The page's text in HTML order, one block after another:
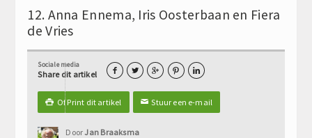
12. Anna Ennema, Iris Oosterbaan en Fiera
de Vries
Sociale media
Share dit artikel     
 Of Print dit artikel ✉Stuur een e-mail
DoorJan Braaksma